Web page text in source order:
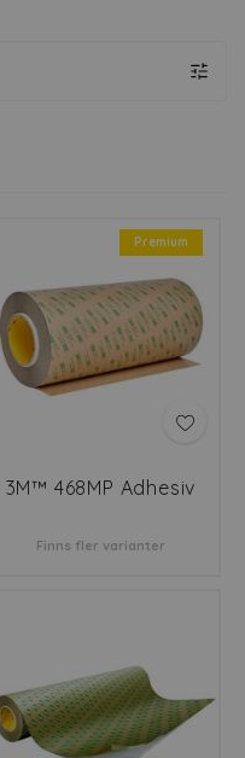
Premium
3M™ 468MP Adhesiv
Finns fler varianter